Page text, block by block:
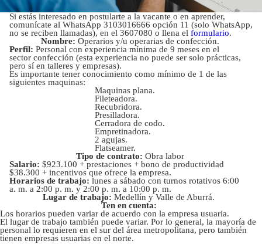
Si estás interesado en postularte a la vacante o en aprender,
comunícate al WhatsApp 3103016666 opción 11 (solo WhatsApp,
no se reciben llamadas), en el 3607080 o llena el formulario.
Nombre: Operarios y/u operarias de confección.
Perfil: Personal con experiencia mínima de 9 meses en el
sector confección (esta experiencia no puede ser solo prácticas,
pero sí en talleres y empresas).
Es importante tener conocimiento como mínimo de 1 de las
siguientes maquinas:
Maquinas plana.
Fileteadora.
Recubridora.
Presilladora.
Cerradora de codo.
Empretinadora.
2 agujas.
Flatseamer.
Tipo de contrato: Obra labor
Salario: $923.100 + prestaciones + bono de productividad
$38.300 + incentivos que ofrece la empresa.
Horarios de trabajo: lunes a sábado con turnos rotativos 6:00
a. m. a 2:00 p. m. y 2:00 p. m. a 10:00 p. m.
Lugar de trabajo: Medellín y Valle de Aburrá.
Ten en cuenta:
Los horarios pueden variar de acuerdo con la empresa usuaria.
El lugar de trabajo también puede variar. Por lo general, la mayoría de
personal lo requieren en el sur del área metropolitana, pero también
tienen empresas usuarias en el norte.